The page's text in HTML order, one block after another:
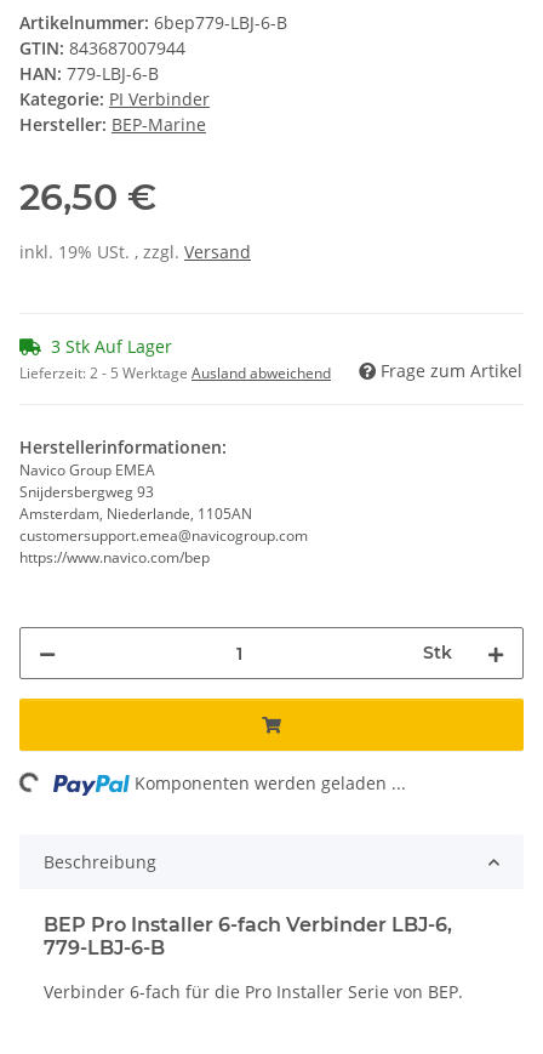
Artikelnummer: 6bep779-LBJ-6-B
GTIN: 843687007944
HAN: 779-LBJ-6-B
Kategorie: PI Verbinder
Hersteller: BEP-Marine
26,50 €
inkl. 19% USt. , zzgl. Versand
3 Stk Auf Lager
Lieferzeit:2 - 5 Werktage Ausland abweichend Frage zum Artikel
Herstellerinformationen:
Navico Group EMEA
Snijdersbergweg 93
Amsterdam, Niederlande, 1105AN
customersupport.emea@navicogroup.com
https://www.navico.com/bep
Stk
Komponenten werden geladen ...
Beschreibung
BEP Pro Installer 6-fach Verbinder LBJ-6,
779-LBJ-6-B
Verbinder 6-fach für die Pro Installer Serie von BEP.